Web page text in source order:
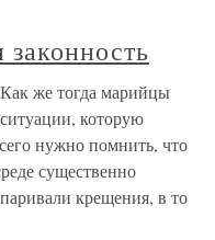
же тогда марийцы
которую
нужно помнить, что
существенно
крещения, в то